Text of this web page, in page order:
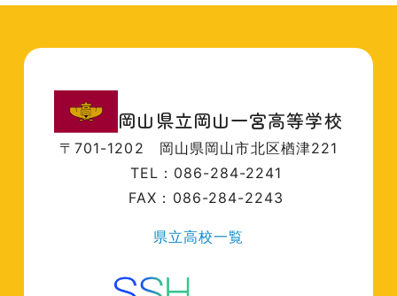
岡山県立岡山一宮高等学校
〒701-1202 岡山県岡山市北区楢津221
TEL：086-284-2241
FAX：086-284-2243
県立高校一覧